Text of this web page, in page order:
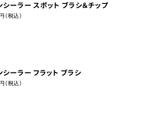
シーラー スポット ブラシ＆チップ
（税込）
シーラー フラット ブラシ
（税込）